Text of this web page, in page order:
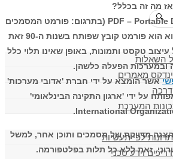
🔍
השאלות
מאמרים
המערכת
לפי תעשיות
וידע טכני
ובכן, PDF – Portable Document Format (בתרגום: פורמט המסמכים
הניידים) עפ"י ויקיפדיה הוא הוא פורמט קובץ שפותח בשנות ה-90 זאת
טקסט ותמונות, באופן שאינו תלוי כלל
ובמערכות הפעלה כלשהן.
אשר הומצא על ידי חברת 'אדובי מערכות'
על ידי 'ארגון התקינה הבינלאומי'
International
.
מדויקת של מסמכים ותוכן אחר, למשל
זאת ללא כל תלות בפלטפורמה.